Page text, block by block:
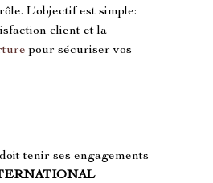
L’objectif est simple:
client et la
pour sécuriser vos
tenir ses engagements